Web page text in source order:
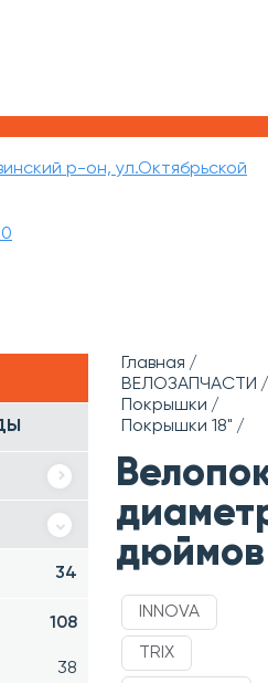
р-он, ул.Октябрьской
34
108
38
Главная
ВЕЛОЗАПЧАСТИ
Покрышки
Покрышки 18"
дюймов
INNOVA
TRIX